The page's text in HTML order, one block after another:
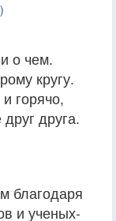
о чем.
кругу.
горячо,
друга.
благодаря
и ученых-